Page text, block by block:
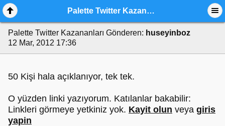
Palette Twitter Kazananları
Palette Twitter Kazananları Gönderen: huseyinboz
12 Mar, 2012 17:36
50 Kişi hala açıklanıyor, tek tek.
O yüzden linki yazıyorum. Katılanlar bakabilir:
Linkleri görmeye yetkiniz yok. Kayit olun veya giris
yapin